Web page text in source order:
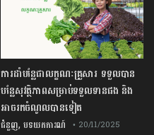
ការដាំបន្លែជាលក្ខណៈគ្រួសារ ទទួលបាន
បន្លែសុវត្ថិភាពសម្រាប់ទទួលទានផង និង
អាចរកចំណូលបានទៀត
ជំនួញ,បទយកការណ៍ • 20/11/2025